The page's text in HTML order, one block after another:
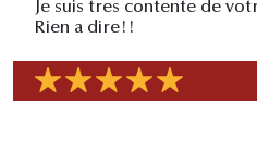
Je suis tres contente de
Rien a dire!!